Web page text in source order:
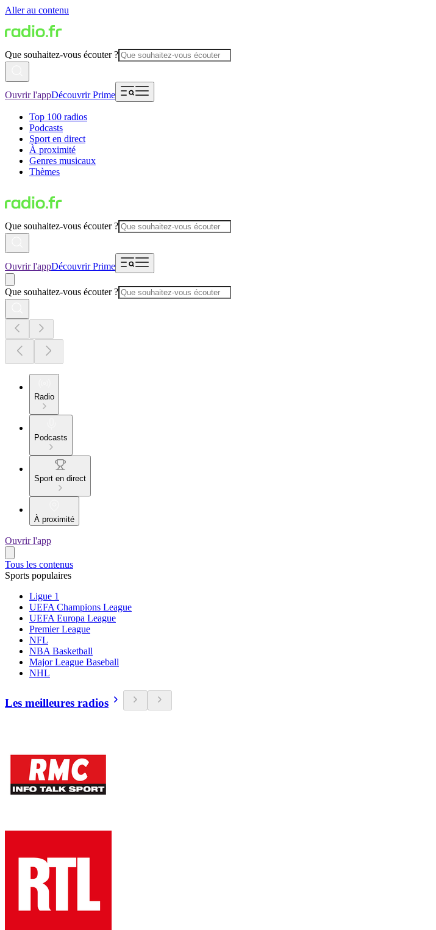
Aller au contenu
Que souhaitez-vous écouter ?
Ouvrir l'appDécouvrir Prime
Top 100 radios
Podcasts
Sport en direct
À proximité
Genres musicaux
Thèmes
Que souhaitez-vous écouter ?
Ouvrir l'appDécouvrir Prime
Que souhaitez-vous écouter ?
Radio
Podcasts
Sport en direct
À proximité
Ouvrir l'app
Tous les contenus
Sports populaires
Ligue 1
UEFA Champions League
UEFA Europa League
Premier League
NFL
NBA Basketball
Major League Baseball
NHL
Les meilleures radios